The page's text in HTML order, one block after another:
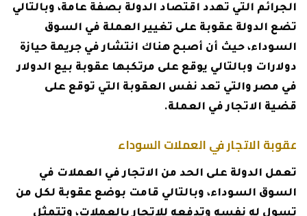
الجرائم التي تهدد اقتصاد الدولة بصفة عامة، وبالتالي
تضع الدولة عقوبة على تغيير العملة في السوق
السوداء، حيث أن أصبح هناك انتشار في جريمة حيازة
دولارات وبالتالي يوقع على مرتكبها عقوبة بيع الدولار
في مصر والتي تعد نفس العقوبة التي توقع على
قضية الاتجار في العملة.
عقوبة الاتجار في العملات السوداء
تعمل الدولة على الحد من الاتجار في العملات في
السوق السوداء، وبالتالي قامت بوضع عقوبة لكل من
تسول له نفسه وتدفعه للإتجار بالعملات، وتتمثل